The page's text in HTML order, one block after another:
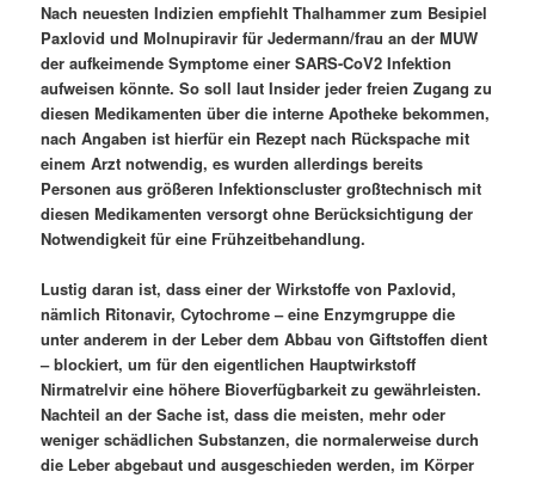
Nach neuesten Indizien empfiehlt Thalhammer zum Besipiel
Paxlovid und Molnupiravir für Jedermann/frau an der MUW
der aufkeimende Symptome einer SARS-CoV2 Infektion
aufweisen könnte. So soll laut Insider jeder freien Zugang zu
diesen Medikamenten über die interne Apotheke bekommen,
nach Angaben ist hierfür ein Rezept nach Rückspache mit
einem Arzt notwendig, es wurden allerdings bereits
Personen aus größeren Infektionscluster großtechnisch mit
diesen Medikamenten versorgt ohne Berücksichtigung der
Notwendigkeit für eine Frühzeitbehandlung.
Lustig daran ist, dass einer der Wirkstoffe von Paxlovid,
nämlich Ritonavir, Cytochrome – eine Enzymgruppe die
unter anderem in der Leber dem Abbau von Giftstoffen dient
– blockiert, um für den eigentlichen Hauptwirkstoff
Nirmatrelvir eine höhere Bioverfügbarkeit zu gewährleisten.
Nachteil an der Sache ist, dass die meisten, mehr oder
weniger schädlichen Substanzen, die normalerweise durch
die Leber abgebaut und ausgeschieden werden, im Körper